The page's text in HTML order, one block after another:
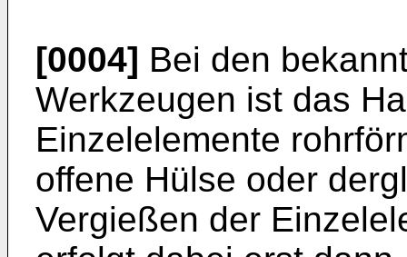
[0004] Bei den
Werkzeugen ist das
Einzelelemente
offene Hülse oder
Vergießen der